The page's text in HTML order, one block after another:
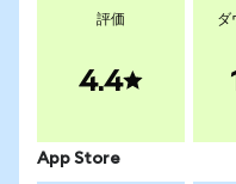
評価
4.4
ダ
App Store